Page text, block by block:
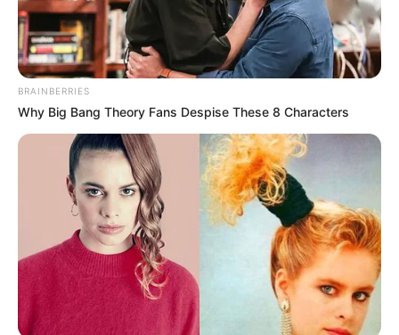
PRONOSTIC QUINTÉ PRIX DE DIEPPE 10-
02-2026
PRONOSTIC QUINTÉ PRESSE PMU et bruits
BRAINBERRIES
Why Big Bang Theory Fans Despise These 8 Characters